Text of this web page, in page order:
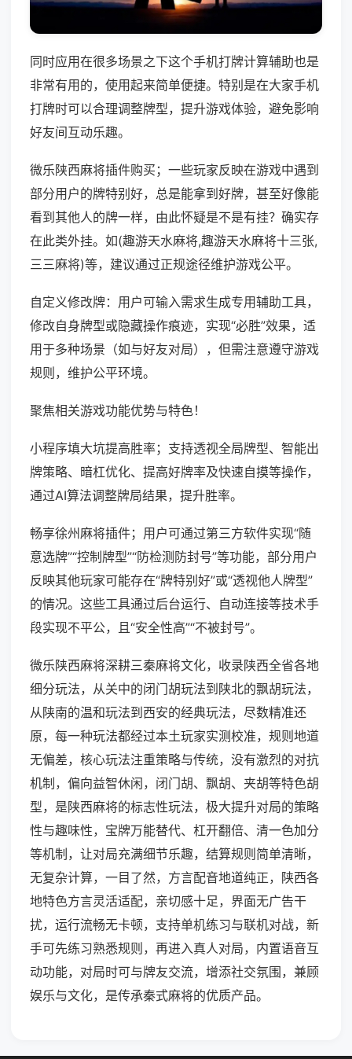
同时应用在很多场景之下这个手机打牌计算辅助也是
非常有用的，使用起来简单便捷。特别是在大家手机
打牌时可以合理调整牌型，提升游戏体验，避免影响
好友间互动乐趣。
微乐陕西麻将插件购买；一些玩家反映在游戏中遇到
部分用户的牌特别好，总是能拿到好牌，甚至好像能
看到其他人的牌一样，由此怀疑是不是有挂？确实存
在此类外挂。如(趣游天水麻将,趣游天水麻将十三张,
三三麻将)等，建议通过正规途径维护游戏公平。
自定义修改牌：用户可输入需求生成专用辅助工具，
修改自身牌型或隐藏操作痕迹，实现“必胜”效果，适
用于多种场景（如与好友对局），但需注意遵守游戏
规则，维护公平环境。
聚焦相关游戏功能优势与特色！
小程序填大坑提高胜率；支持透视全局牌型、智能出
牌策略、暗杠优化、提高好牌率及快速自摸等操作，
通过AI算法调整牌局结果，提升胜率。
畅享徐州麻将插件；用户可通过第三方软件实现“随
意选牌”“控制牌型”“防检测防封号”等功能，部分用户
反映其他玩家可能存在“牌特别好”或“透视他人牌型”
的情况。这些工具通过后台运行、自动连接等技术手
段实现不平公，且“安全性高”“不被封号”。
微乐陕西麻将深耕三秦麻将文化，收录陕西全省各地
细分玩法，从关中的闭门胡玩法到陕北的飘胡玩法，
从陕南的温和玩法到西安的经典玩法，尽数精准还
原，每一种玩法都经过本土玩家实测校准，规则地道
无偏差，核心玩法注重策略与传统，没有激烈的对抗
机制，偏向益智休闲，闭门胡、飘胡、夹胡等特色胡
型，是陕西麻将的标志性玩法，极大提升对局的策略
性与趣味性，宝牌万能替代、杠开翻倍、清一色加分
等机制，让对局充满细节乐趣，结算规则简单清晰，
无复杂计算，一目了然，方言配音地道纯正，陕西各
地特色方言灵活适配，亲切感十足，界面无广告干
扰，运行流畅无卡顿，支持单机练习与联机对战，新
手可先练习熟悉规则，再进入真人对局，内置语音互
动功能，对局时可与牌友交流，增添社交氛围，兼顾
娱乐与文化，是传承秦式麻将的优质产品。